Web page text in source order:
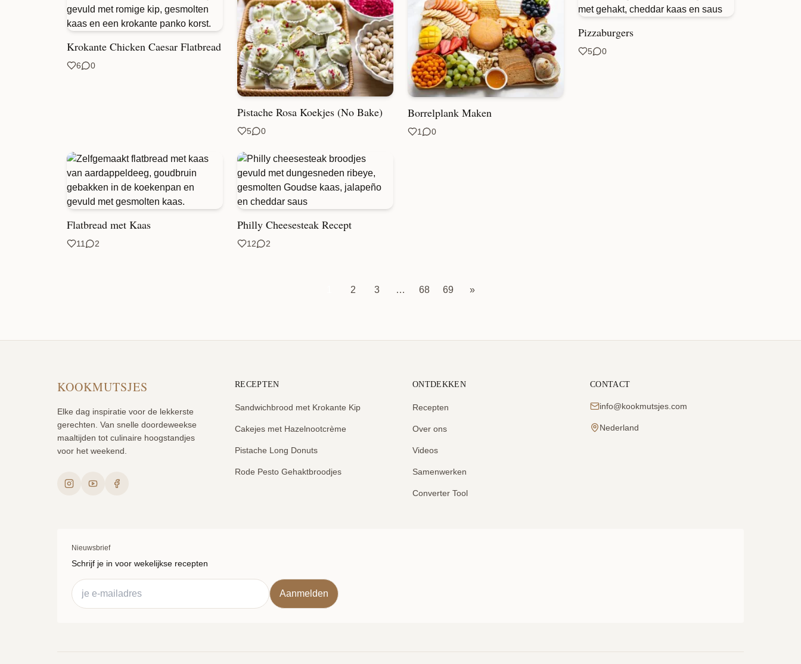
Krokante Chicken Caesar Flatbread
6 0
Pistache Rosa Koekjes (No Bake)
5 0
Borrelplank Maken
1 0
Pizzaburgers
5 0
Flatbread met Kaas
11 2
Philly Cheesesteak Recept
12 2
2 3 … 68 69 »
KOOKMUTSJES
Elke dag inspiratie voor de lekkerste
gerechten. Van snelle doordeweekse
maaltijden tot culinaire hoogstandjes
voor het weekend.
RECEPTEN
Sandwichbrood met Krokante Kip
Cakejes met Hazelnootcrème
Pistache Long Donuts
Rode Pesto Gehaktbroodjes
ONTDEKKEN
Recepten
Over ons
Videos
Samenwerken
Converter Tool
CONTACT
info@kookmutsjes.com
Nederland
Nieuwsbrief
Schrijf je in voor wekelijkse recepten